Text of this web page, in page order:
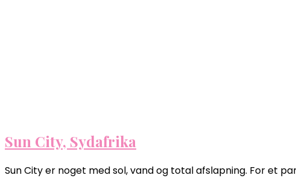
Sun City, Sydafrika
Sun City er noget med sol, vand og total afslapning. For et